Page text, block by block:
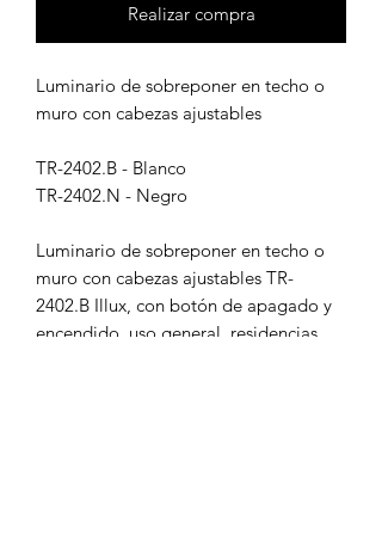
Realizar compra
Luminario de sobreponer en techo o
muro con cabezas ajustables
TR-2402.B - Blanco
TR-2402.N - Negro
Luminario de sobreponer en techo o
muro con cabezas ajustables TR-
2402.B Illux, con botón de apagado y
encendido, uso general, residencias,